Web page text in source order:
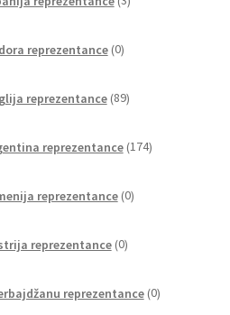
izdelki
reprezentance 0izdelkov
reprezentance 89izdelkov
reprezentance 174izdelkov
reprezentance 0izdelkov
reprezentance 0izdelkov
reprezentance 0izdelkov